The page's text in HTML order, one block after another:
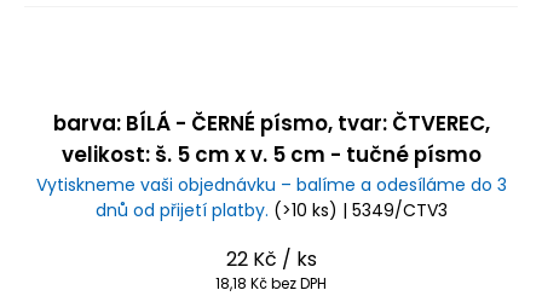
barva: BÍLÁ - ČERNÉ písmo, tvar: ČTVEREC,
velikost: š. 5 cm x v. 5 cm - tučné písmo
Vytiskneme vaši objednávku – balíme a odesíláme do 3
dnů od přijetí platby. (>10 ks) | 5349/CTV3
22 Kč / ks
18,18 Kč bez DPH